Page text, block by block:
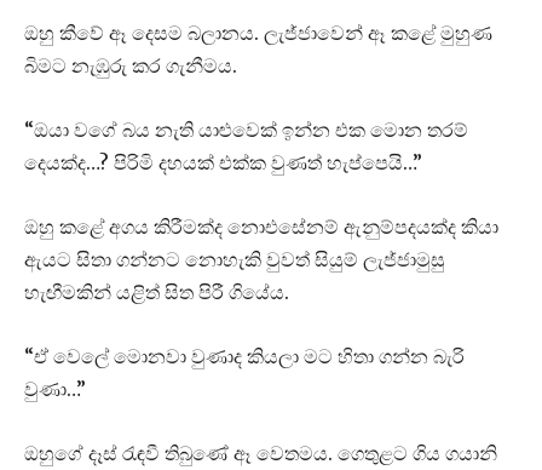
ඔහු කීවේ ඈ දෙසම බලානය. ලැජ්ජාවෙන් ඈ කළේ මුහුණ
බිමට නැඹුරු කර ගැනීමය.
“ඔයා වගේ බය නැති යාළුවෙක් ඉන්න එක මොන තරම්
දෙයක්ද…? පිරිමි දහයක් එක්ක වුණත් හැප්පෙයි…”
ඔහු කළේ අගය කිරීමක්ද නොඑසේනම් ඇනුම්පදයක්ද කියා
ඇයට සිතා ගන්නට නොහැකි වුවත් සියුම් ලැජ්ජාමුසු
හැඟීමකින් යළිත් සිත පිරී ගියේය.
“ඒ වෙලේ මොනවා වුණාද කියලා මට හිතා ගන්න බැරි
වුණා…”
ඔහුගේ දෑස් රැඳවී තිබුණේ ඈ වෙතමය. ගෙතුළට ගිය ගයානි